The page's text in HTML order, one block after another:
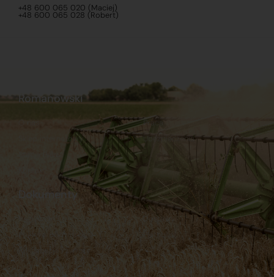
+48 600 065 020 (Maciej)
+48 600 065 028 (Robert)
Dokumenty
Regulamin
Polityka prywatności
Reklamacje i zwroty
Dostawy
Płatności
Romanowski
Sklep internetowy
Praca
Ubezpieczenia